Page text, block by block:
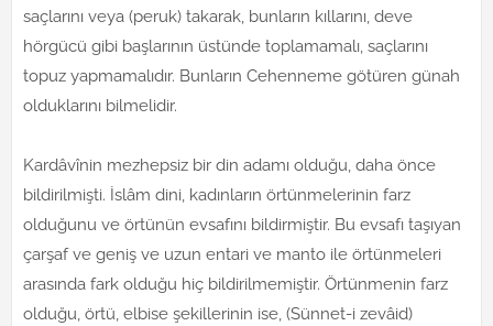
saçlarını veya (peruk) takarak, bunların kıllarını, deve
hörgücü gibi başlarının üstünde toplamamalı, saçlarını
topuz yapmamalıdır. Bunların Cehenneme götüren günah
olduklarını bilmelidir.
Kardâvînin mezhepsiz bir din adamı olduğu, daha önce
bildirilmişti. İslâm dini, kadınların örtünmelerinin farz
olduğunu ve örtünün evsafını bildirmiştir. Bu evsafı taşıyan
çarşaf ve geniş ve uzun entari ve manto ile örtünmeleri
arasında fark olduğu hiç bildirilmemiştir. Örtünmenin farz
olduğu, örtü, elbise şekillerinin ise, (Sünnet-i zevâid)